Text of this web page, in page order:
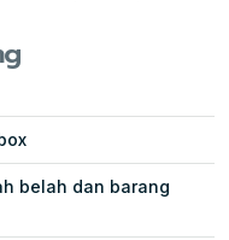
belah dan barang